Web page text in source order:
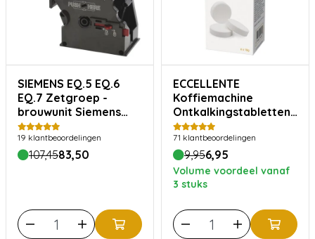
SIEMENS EQ.5 EQ.6
EQ.7 Zetgroep -
brouwunit Siemens
type 11014117
19 klantbeoordelingen
107,4583,50
ECCELLENTE
Koffiemachine
Ontkalkingstabletten
- 6 stuks
71 klantbeoordelingen
9,956,95
Volume voordeel vanaf
3 stuks